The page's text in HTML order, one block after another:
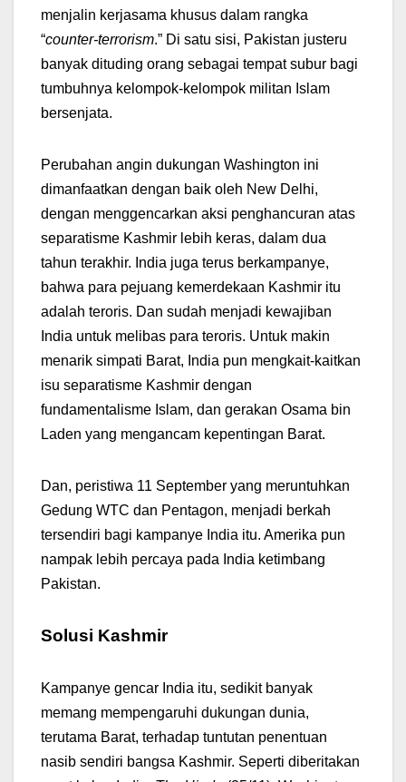
menjalin kerjasama khusus dalam rangka
“counter-terrorism.” Di satu sisi, Pakistan justeru
banyak dituding orang sebagai tempat subur bagi
tumbuhnya kelompok-kelompok militan Islam
bersenjata.
Perubahan angin dukungan Washington ini
dimanfaatkan dengan baik oleh New Delhi,
dengan menggencarkan aksi penghancuran atas
separatisme Kashmir lebih keras, dalam dua
tahun terakhir. India juga terus berkampanye,
bahwa para pejuang kemerdekaan Kashmir itu
adalah teroris. Dan sudah menjadi kewajiban
India untuk melibas para teroris. Untuk makin
menarik simpati Barat, India pun mengkait-kaitkan
isu separatisme Kashmir dengan
fundamentalisme Islam, dan gerakan Osama bin
Laden yang mengancam kepentingan Barat.
Dan, peristiwa 11 September yang meruntuhkan
Gedung WTC dan Pentagon, menjadi berkah
tersendiri bagi kampanye India itu. Amerika pun
nampak lebih percaya pada India ketimbang
Pakistan.
Solusi Kashmir
Kampanye gencar India itu, sedikit banyak
memang mempengaruhi dukungan dunia,
terutama Barat, terhadap tuntutan penentuan
nasib sendiri bangsa Kashmir. Seperti diberitakan